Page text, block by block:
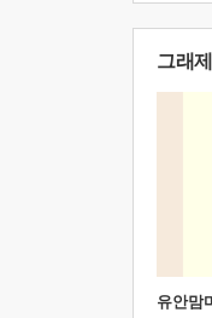
그래
유안맘